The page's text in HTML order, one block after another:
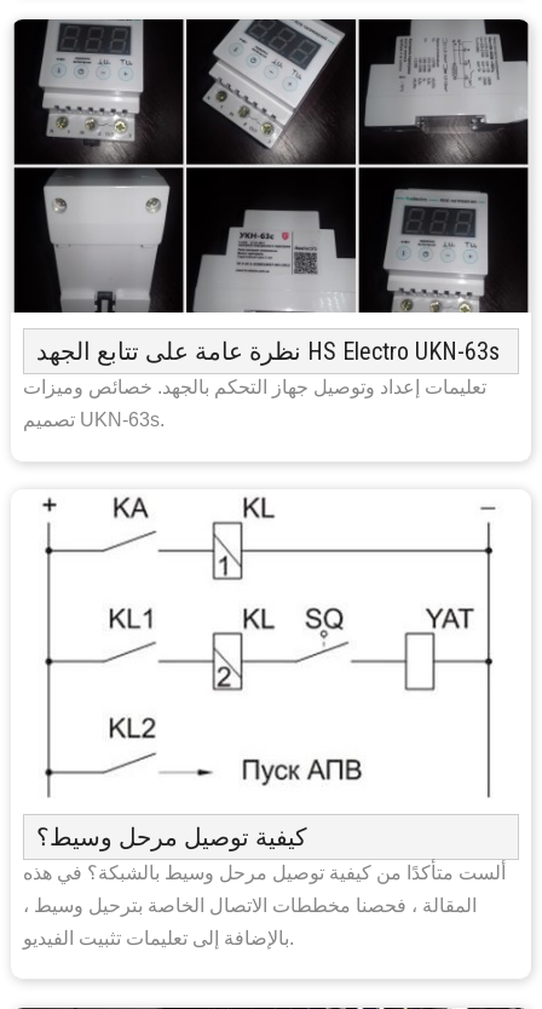
نظرة عامة على تتابع الجهد HS Electro UKN-63s
تعليمات إعداد وتوصيل جهاز التحكم بالجهد. خصائص وميزات
تصميم UKN-63s.
كيفية توصيل مرحل وسيط؟
ألست متأكدًا من كيفية توصيل مرحل وسيط بالشبكة؟ في هذه
المقالة ، فحصنا مخططات الاتصال الخاصة بترحيل وسيط ،
بالإضافة إلى تعليمات تثبيت الفيديو.